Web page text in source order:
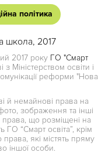
політика
школа, 2017
2017 року ГО "Смарт
з Міністерством освіти і
реформи "Нова
й немайнові права на
зображення та інші
права, що розміщені на
ГО “Смарт освіта”, крім
права, які містять пряму
іншої особи.